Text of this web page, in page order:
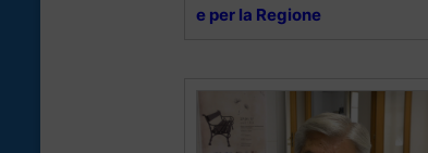
e per la Regione